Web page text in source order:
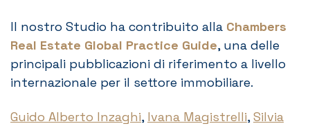
Il nostro Studio ha contribuito alla Chambers
Real Estate Global Practice Guide, una delle
principali pubblicazioni di riferimento a livello
internazionale per il settore immobiliare.
Guido Alberto Inzaghi, Ivana Magistrelli,Silvia